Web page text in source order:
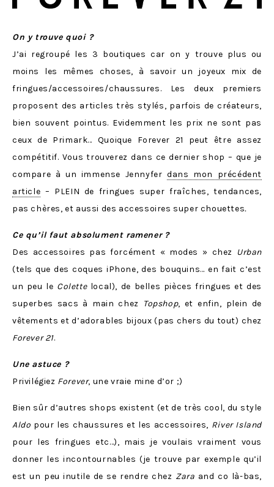
On y trouve quoi ?
J’ai regroupé les 3 boutiques car on y trouve plus ou
moins les mêmes choses, à savoir un joyeux mix de
fringues/accessoires/chaussures. Les deux premiers
proposent des articles très stylés, parfois de créateurs,
bien souvent pointus. Evidemment les prix ne sont pas
ceux de Primark… Quoique Forever 21 peut être assez
compétitif. Vous trouverez dans ce dernier shop – que je
compare à un immense Jennyferdans mon précédent
article – PLEIN de fringues super fraîches, tendances,
pas chères, et aussi des accessoires super chouettes.
Ce qu’il faut absolument ramener?
Des accessoires pas forcément « modes » chez
Urban
(tels que des coques iPhone, des bouquins… en fait c’est
un peu le Colettelocal), de belles pièces fringues et des
superbes sacs à main chez
Topshop, et enfin, plein de
vêtements et d’adorables bijoux (pas chers du tout) chez
Forever 21.
Une astuce ?
Privilégiez Forever, une vraie mine d’or ;)
Bien sûr d’autres shops existent (et de très cool, du style
Aldo pour les chaussures et les accessoires, River Island
pour les fringues etc…), mais je voulais vraiment vous
donner les incontournables (je trouve par exemple qu’il
est un peu inutile de se rendre chez Zara and co là-bas,